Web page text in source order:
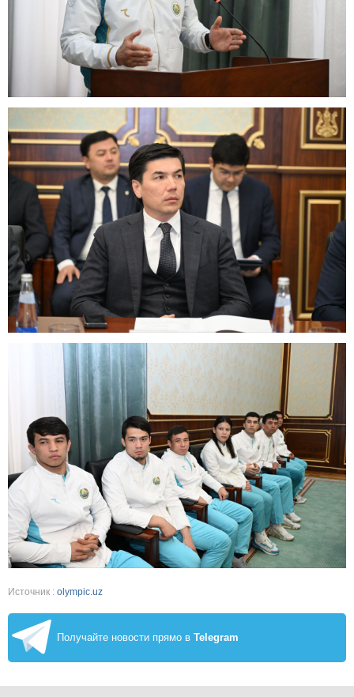
Источник : olympic.uz
Получайте новости прямо в Telegram